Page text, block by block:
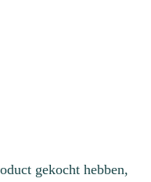
gekocht hebben,